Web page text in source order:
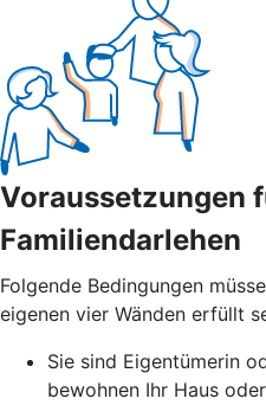
Voraussetzungen
Familiendarlehen
Folgende Bedingungen
eigenen vier Wänden erfüllt
Sie sind Eigentümerin
bewohnen Ihr Haus